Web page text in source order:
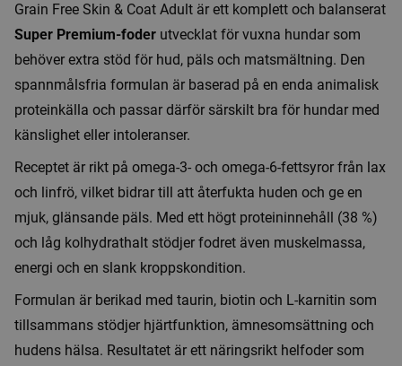
Coat
Adult
mängd
Grain Free Skin & Coat Adult är ett komplett och balanserat
Super Premium-foder utvecklat för vuxna hundar som
behöver extra stöd för hud, päls och matsmältning. Den
spannmålsfria formulan är baserad på en enda animalisk
proteinkälla och passar därför särskilt bra för hundar med
känslighet eller intoleranser.
Receptet är rikt på omega-3- och omega-6-fettsyror från lax
och linfrö, vilket bidrar till att återfukta huden och ge en
mjuk, glänsande päls. Med ett högt proteininnehåll (38 %)
och låg kolhydrathalt stödjer fodret även muskelmassa,
energi och en slank kroppskondition.
Formulan är berikad med taurin, biotin och L-karnitin som
tillsammans stödjer hjärtfunktion, ämnesomsättning och
hudens hälsa. Resultatet är ett näringsrikt helfoder som